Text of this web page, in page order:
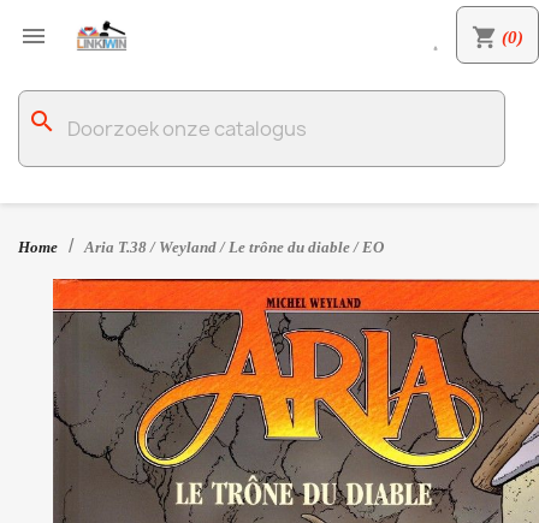
 shopping_cart (0)

search
Home Aria T.38 / Weyland / Le trône du diable / EO